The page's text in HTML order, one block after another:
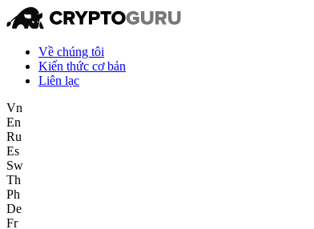
Về chúng tôi
Kiến thức cơ bản
Liên lạc
Vn
En
Ru
Es
Sw
Th
Ph
De
Fr